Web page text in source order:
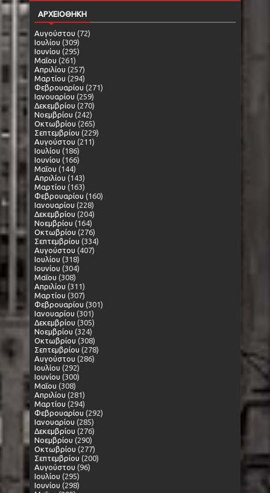
ΑΡΧΕΙΟΘΗΚΗ
Αυγούστου (72)
Ιουλίου (309)
Ιουνίου (295)
Μαΐου (261)
Απριλίου (257)
Μαρτίου (294)
Φεβρουαρίου (271)
Ιανουαρίου (259)
Δεκεμβρίου (270)
Νοεμβρίου (242)
Οκτωβρίου (265)
Σεπτεμβρίου (229)
Αυγούστου (211)
Ιουλίου (186)
Ιουνίου (166)
Μαΐου (144)
Απριλίου (143)
Μαρτίου (163)
Φεβρουαρίου (160)
Ιανουαρίου (228)
Δεκεμβρίου (204)
Νοεμβρίου (164)
Οκτωβρίου (276)
Σεπτεμβρίου (334)
Αυγούστου (407)
Ιουλίου (318)
Ιουνίου (304)
Μαΐου (308)
Απριλίου (311)
Μαρτίου (307)
Φεβρουαρίου (301)
Ιανουαρίου (301)
Δεκεμβρίου (305)
Νοεμβρίου (324)
Οκτωβρίου (308)
Σεπτεμβρίου (278)
Αυγούστου (286)
Ιουλίου (292)
Ιουνίου (300)
Μαΐου (308)
Απριλίου (281)
Μαρτίου (294)
Φεβρουαρίου (292)
Ιανουαρίου (285)
Δεκεμβρίου (276)
Νοεμβρίου (290)
Οκτωβρίου (277)
Σεπτεμβρίου (200)
Αυγούστου (96)
Ιουλίου (295)
Ιουνίου (298)